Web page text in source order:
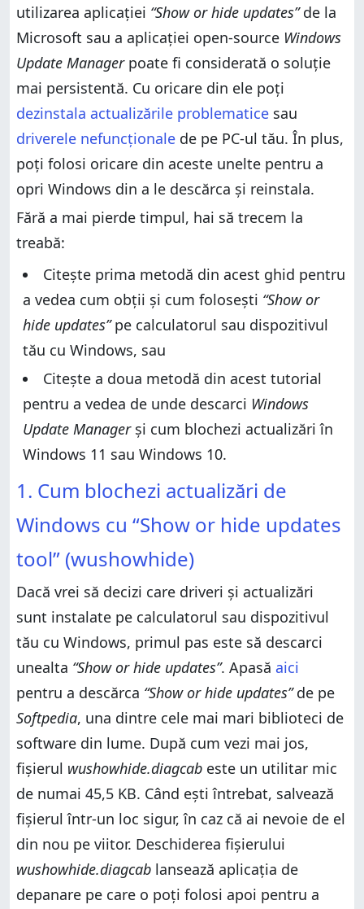
utilizarea aplicației “Show or hide updates”de la
Microsoft sau a aplicației open-source Windows
Update Managerpoate fi considerată o soluție
mai persistentă. Cu oricare din ele poți
dezinstala actualizările problematice sau
driverele nefuncționale de pe PC-ul tău. În plus,
poți folosi oricare din aceste unelte pentru a
opri Windows din a le descărca și reinstala.
Fără a mai pierde timpul, hai să trecem la
treabă:
Citește prima metodă din acest ghid pentru
a vedea cum obții și cum folosești “Show or
hide updates”pe calculatorul sau dispozitivul
tău cu Windows, sau
Citește a doua metodă din acest tutorial
pentru a vedea de unde descarci Windows
Update Managerși cum blochezi actualizări în
Windows 11 sau Windows 10.
1. Cum blochezi actualizări de
Windows cu “Show or hide updates
tool” (wushowhide)
Dacă vrei să decizi care driveri și actualizări
sunt instalate pe calculatorul sau dispozitivul
tău cu Windows, primul pas este să descarci
unealta “Show or hide updates”. Apasă aici
pentru a descărca “Show or hide updates”de pe
Softpedia, una dintre cele mai mari biblioteci de
software din lume. După cum vezi mai jos,
fișierul wushowhide.diagcab este un utilitar mic
de numai 45,5 KB. Când ești întrebat, salvează
fișierul într-un loc sigur, în caz că ai nevoie de el
din nou pe viitor. Deschiderea fișierului
wushowhide.diagcab lansează aplicația de
depanare pe care o poți folosi apoi pentru a